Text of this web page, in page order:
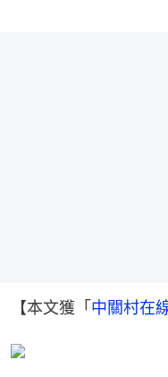
【本文獲「中關村在